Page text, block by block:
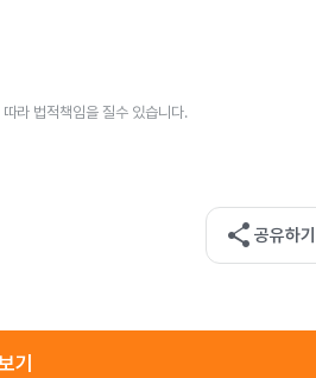
라 법적책임을 질수 있습니다.
share 공유하기
기